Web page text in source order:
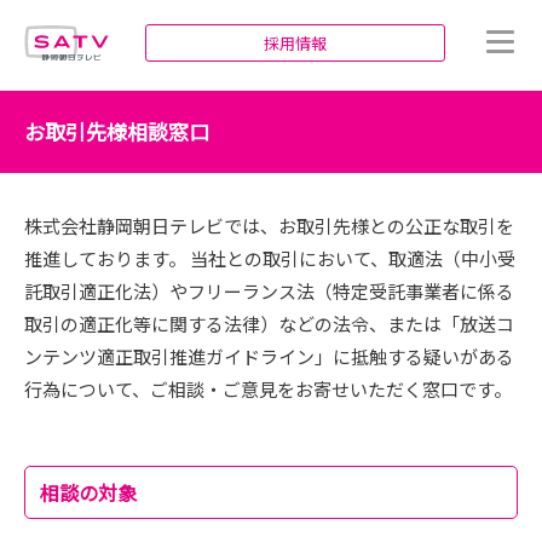
採用情報
お取引先様相談窓口
株式会社静岡朝日テレビでは、お取引先様との公正な取引を
推進しております。 当社との取引において、取適法（中小受
託取引適正化法）やフリーランス法（特定受託事業者に係る
取引の適正化等に関する法律）などの法令、または「放送コ
ンテンツ適正取引推進ガイドライン」に抵触する疑いがある
行為について、ご相談・ご意見をお寄せいただく窓口です。
相談の対象